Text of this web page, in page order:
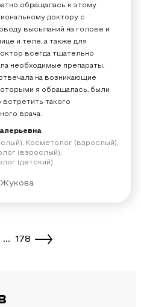
обращалась к этому
доктору с
высыпаний на голове и
и теле, а также для
всегда тщательно
необходимые препараты,
на возникающие
я обращалась, были
такого
врача.
Косметолог (взрослый),
(взрослый),
(детский)
... 178